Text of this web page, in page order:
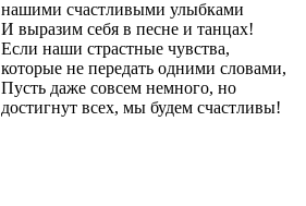
нашими счастливыми улыбками
И выразим себя в песне и танцах!
Если наши страстные чувства,
которые не передать одними словами,
Пусть даже совсем немного, но
достигнут всех, мы будем счастливы!